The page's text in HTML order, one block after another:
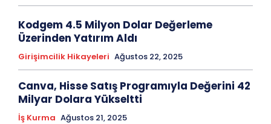
Kodgem 4.5 Milyon Dolar Değerleme
Üzerinden Yatırım Aldı
Girişimcilik Hikayeleri Ağustos 22, 2025
Canva, Hisse Satış Programıyla Değerini 42
Milyar Dolara Yükseltti
İş Kurma Ağustos 21, 2025